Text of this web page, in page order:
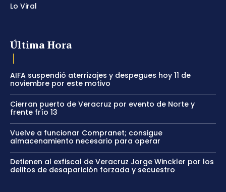
Lo Viral
Última Hora
AIFA suspendió aterrizajes y despegues hoy 11 de
noviembre por este motivo
Cierran puerto de Veracruz por evento de Norte y
frente frío 13
Vuelve a funcionar Compranet; consigue
almacenamiento necesario para operar
Detienen al exfiscal de Veracruz Jorge Winckler por los
delitos de desaparición forzada y secuestro